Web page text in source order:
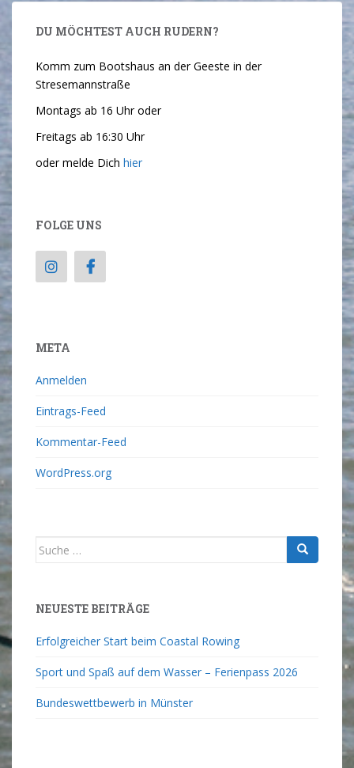
DU MÖCHTEST AUCH RUDERN?
Komm zum Bootshaus an der Geeste in der
Stresemannstraße
Montags ab 16 Uhr oder
Freitags ab 16:30 Uhr
oder melde Dich hier
FOLGE UNS
META
Anmelden
Eintrags-Feed
Kommentar-Feed
WordPress.org
NEUESTE BEITRÄGE
Erfolgreicher Start beim Coastal Rowing
Sport und Spaß auf dem Wasser – Ferienpass 2026
Bundeswettbewerb in Münster